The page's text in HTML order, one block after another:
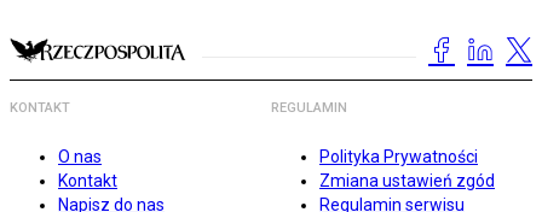
KONTAKT
O nas
Kontakt
Napisz do nas
REGULAMIN
Polityka Prywatności
Zmiana ustawień zgód
Regulamin serwisu